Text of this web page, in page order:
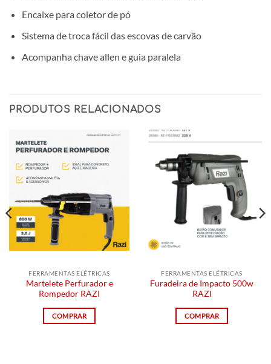
Encaixe para coletor de pó
Sistema de troca fácil das escovas de carvão
Acompanha chave allen e guia paralela
PRODUTOS RELACIONADOS
FERRAMENTAS ELÉTRICAS
Martelete Perfurador e
Rompedor RAZI
COMPRAR
FERRAMENTAS ELÉTRICAS
Furadeira de Impacto 500w
RAZI
COMPRAR